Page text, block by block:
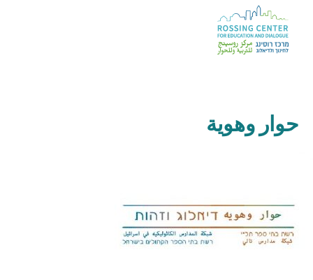
حوار وهوية